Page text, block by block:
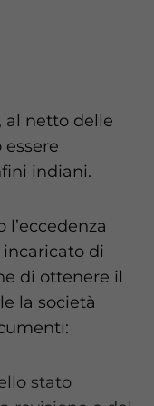
al netto delle
indiani.
l’eccedenza
incaricato di
di ottenere il
la società
stato